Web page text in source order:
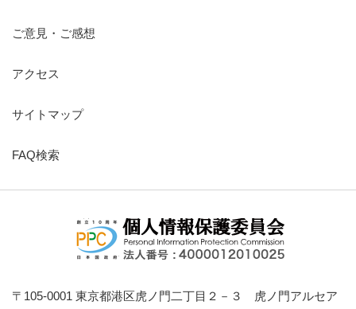
ご意見・ご感想
アクセス
サイトマップ
FAQ検索
〒105-0001 東京都港区虎ノ門二丁目２－３ 虎ノ門アルセア